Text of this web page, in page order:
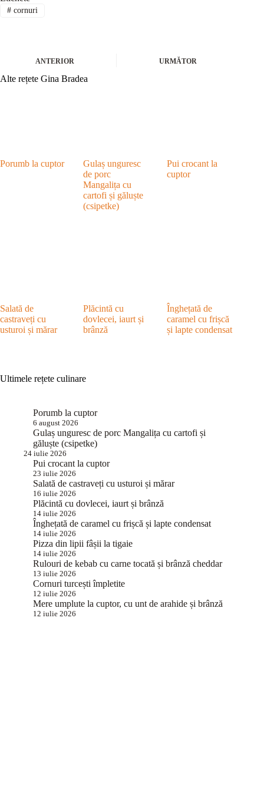
#cornuri
ANTERIOR URMĂTOR
Alte rețete Gina Bradea
Porumb la cuptor
Gulaș unguresc
de porc
Mangalița cu
cartofi și găluște
(csipetke)
Pui crocant la
cuptor
Salată de
castraveți cu
usturoi și mărar
Plăcintă cu
dovlecei, iaurt și
brânză
Înghețată de
caramel cu frișcă
și lapte condensat
Ultimele rețete culinare
Porumb la cuptor
6 august 2026
Gulaș unguresc de porc Mangalița cu cartofi și
găluște (csipetke)
24 iulie 2026
Pui crocant la cuptor
23 iulie 2026
Salată de castraveți cu usturoi și mărar
16 iulie 2026
Plăcintă cu dovlecei, iaurt și brânză
14 iulie 2026
Înghețată de caramel cu frișcă și lapte condensat
14 iulie 2026
Pizza din lipii fâșii la tigaie
14 iulie 2026
Rulouri de kebab cu carne tocată și brânză cheddar
13 iulie 2026
Cornuri turcești împletite
12 iulie 2026
Mere umplute la cuptor, cu unt de arahide și brânză
12 iulie 2026